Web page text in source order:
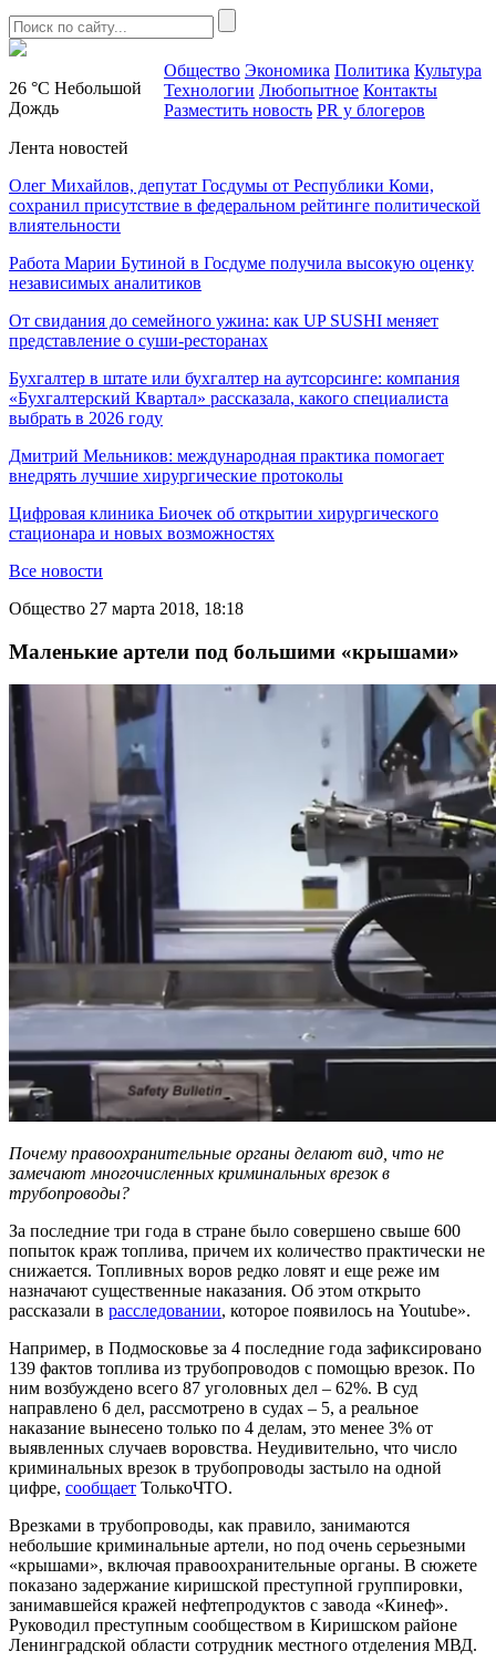
26 °C Небольшой
Дождь
Общество Экономика Политика Культура
Технологии Любопытное Контакты
Разместить новость PR у блогеров
Лента новостей
Олег Михайлов, депутат Госдумы от Республики Коми,
сохранил присутствие в федеральном рейтинге политической
влиятельности
Работа Марии Бутиной в Госдуме получила высокую оценку
независимых аналитиков
От свидания до семейного ужина: как UP SUSHI меняет
представление о суши-ресторанах
Бухгалтер в штате или бухгалтер на аутсорсинге: компания
«Бухгалтерский Квартал» рассказала, какого специалиста
выбрать в 2026 году
Дмитрий Мельников: международная практика помогает
внедрять лучшие хирургические протоколы
Цифровая клиника Биочек об открытии хирургического
стационара и новых возможностях
Все новости
Общество 27 марта 2018, 18:18
Маленькие артели под большими «крышами»
Почему правоохранительные органы делают вид, что не
замечают многочисленных криминальных врезок в
трубопроводы?
За последние три года в стране было совершено свыше 600
попыток краж топлива, причем их количество практически не
снижается. Топливных воров редко ловят и еще реже им
назначают существенные наказания. Об этом открыто
рассказали в расследовании, которое появилось на Youtube».
Например, в Подмосковье за 4 последние года зафиксировано
139 фактов топлива из трубопроводов с помощью врезок. По
ним возбуждено всего 87 уголовных дел – 62%. В суд
направлено 6 дел, рассмотрено в судах – 5, а реальное
наказание вынесено только по 4 делам, это менее 3% от
выявленных случаев воровства. Неудивительно, что число
криминальных врезок в трубопроводы застыло на одной
цифре, сообщает ТолькоЧТО.
Врезками в трубопроводы, как правило, занимаются
небольшие криминальные артели, но под очень серьезными
«крышами», включая правоохранительные органы. В сюжете
показано задержание киришской преступной группировки,
занимавшейся кражей нефтепродуктов с завода «Кинеф».
Руководил преступным сообществом в Киришском районе
Ленинградской области сотрудник местного отделения МВД.